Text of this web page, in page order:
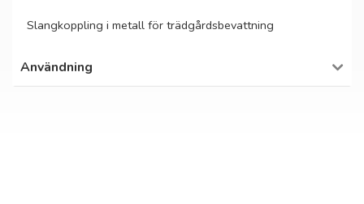
Slangkoppling i metall för trädgårdsbevattning
Användning